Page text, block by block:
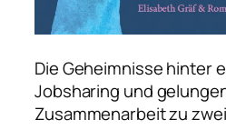
Die Geheimnisse hinter
Jobsharing und
Zusammenarbeit zu